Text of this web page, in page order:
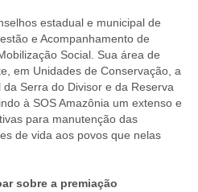
estadual e municipal de
e Acompanhamento de
Social. Sua área de
em Unidades de Conservação, a
Serra do Divisor e da Reserva
à SOS Amazônia um extenso e
para manutenção das
de vida aos povos que nelas
sobre a premiação